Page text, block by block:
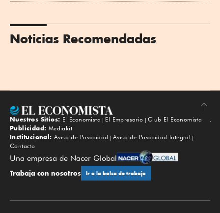
Noticias Recomendadas
Subir
Nuestros Sitios: El Economista El Empresario
Club El Economista
Publicidad: Mediakit
Institucional: Aviso de Privacidad
Aviso de Privacidad Integral
Contacto
Una empresa de Nacer Global
Trabaja con nosotros Ir a la bolsa de trabajo